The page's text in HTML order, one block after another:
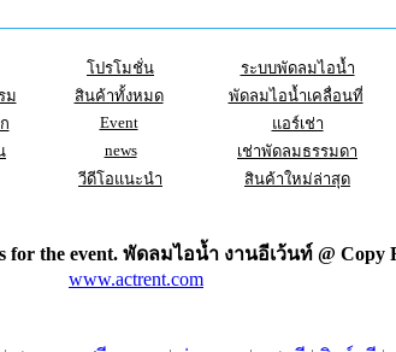
โปรโมชั่น ระบบพัดลมไอน้ำ
ม สินค้าทั้งหมด พัดลมไอน้ำเคลื่อนที่
Event แอร์เช่า
news เช่าพัดลมธรรมดา
วีดีโอแนะนำ สินค้าใหม่ล่าสุด
for the event. พัดลมไอน้ำ งานอีเว้นท์ @ Copy
www.actrent.com